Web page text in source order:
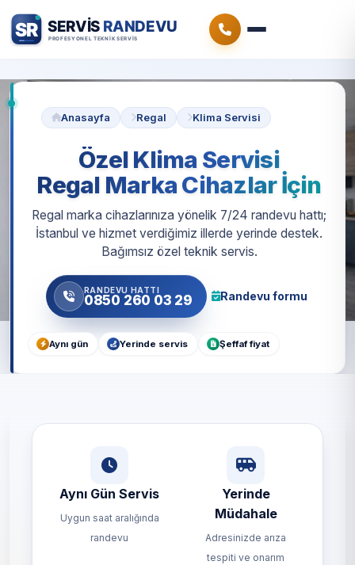
Anasayfa Regal Klima Servisi
Özel Klima Servisi
Regal Marka Cihazlar İçin
Regal marka cihazlarınıza yönelik 7/24 randevu hattı;
İstanbul ve hizmet verdiğimiz illerde yerinde destek.
Bağımsız özel teknik servis.
RANDEVU HATTI
0850 260 03 29 Randevu formu
Aynı gün Yerinde servis Şeffaf fiyat
Aynı Gün Servis
Uygun saat aralığında
randevu
Yerinde
Müdahale
Adresinizde arıza
tespiti ve onarım